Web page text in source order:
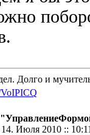
Долго и
ICQ
14. Июля 2010 ::